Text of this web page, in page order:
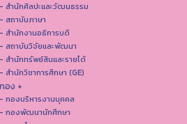
- สํานักศิลปะและวัฒนธรรม
- สถาบันภาษา
- สำนักงานอธิการบดี
- สถาบันวิจัยและพัฒนา
- สำนักทรัพย์สินและรายได้
- สำนักวิชาการศึกษา (GE)
อง +
- กองบริหารงานบุคคล
- กองพัฒนานักศึกษา